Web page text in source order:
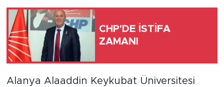
CHP'DE İSTİFA
ZAMANI
Alanya Alaaddin Keykubat Üniversitesi
Yaşam
Yerel